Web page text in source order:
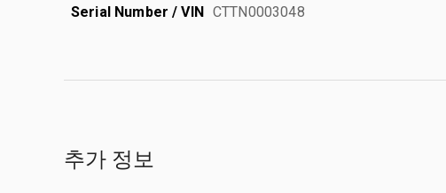
Serial Number / VIN CTTN0003048
추가 정보